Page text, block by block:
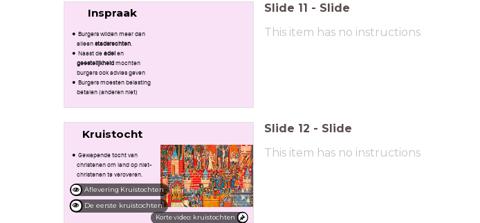
Inspraak
Burgers wilden meer dan
alleenstadsrechten
Naast deadelen
geestelijkheidmochten
burgers ook advies geven
Burgers moesten belasting
betalen (anderen niet)
Slide 11 - Slide
This item has no instructions
Kruistocht
Gewapende tocht van
christenen om land op niet-
christenen te veroveren.
Korte video: kruistochten
Aflevering Kruistochten
De eerste kruistochten
Slide 12 - Slide
This item has no instructions